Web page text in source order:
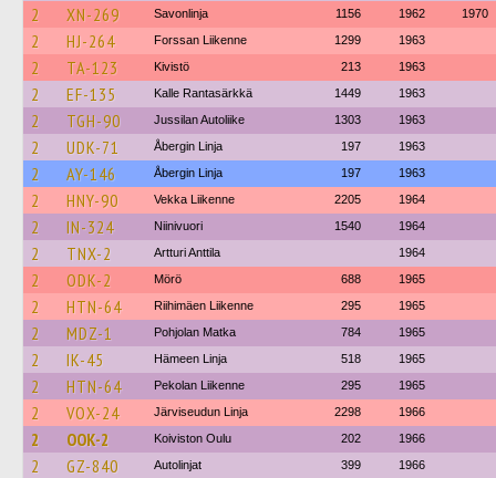
2 XN-269 Savonlinja 1156 1962 1970
2 HJ-264 Forssan Liikenne 1299 1963
2 TA-123 Kivistö 213 1963
2 EF-135 Kalle Rantasärkkä 1449 1963
2 TGH-90 Jussilan Autoliike 1303 1963
2 UDK-71 Åbergin Linja 197 1963
2 AY-146 Åbergin Linja 197 1963
2 HNY-90 Vekka Liikenne 2205 1964
2 IN-324 Niinivuori 1540 1964
2 TNX-2 Artturi Anttila 1964
2 ODK-2 Mörö 688 1965
2 HTN-64 Riihimäen Liikenne 295 1965
2 MDZ-1 Pohjolan Matka 784 1965
2 IK-45 Hämeen Linja 518 1965
2 HTN-64 Pekolan Liikenne 295 1965
2 VOX-24 Järviseudun Linja 2298 1966
2 OOK-2 Koiviston Oulu 202 1966
2 GZ-840 Autolinjat 399 1966